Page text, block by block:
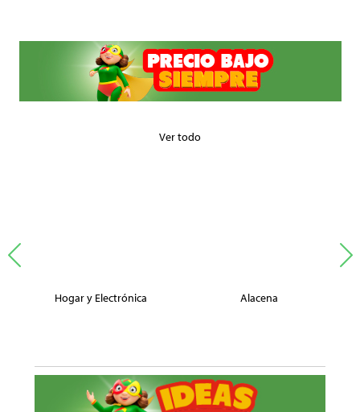
Ver todo
Hogar y Electrónica Alacena